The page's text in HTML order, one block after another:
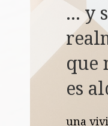
… y
que
es
una